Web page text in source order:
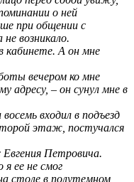
о ней
при общении с
возникало.
кабинете. А он мне
вечером ко мне
адресу, – он сунул мне в
входил в подъезд
этаж, постучался
Петровича.
ее не смог
столе в полутемном